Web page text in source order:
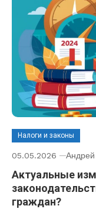
Налоги и законы
05.05.2026 Андрей
Актуальные
граждан?